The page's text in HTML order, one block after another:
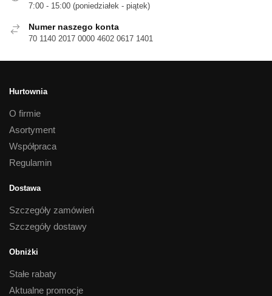
7:00 - 15:00 (poniedziałek - piątek)
Numer naszego konta
70 1140 2017 0000 4602 0617 1401
Hurtownia
O firmie
Asortyment
Współpraca
Regulamin
Dostawa
Szczegóły zamówień
Szczegóły dostawy
Obniżki
Stałe rabaty
Aktualne promocje